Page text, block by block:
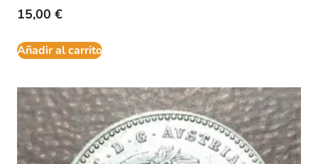
15,00 €
Añadir al carrito